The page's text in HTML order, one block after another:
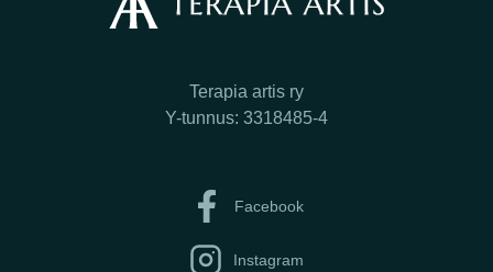
Terapia artis ry
Y-tunnus: 3318485-4
Facebook
Instagram